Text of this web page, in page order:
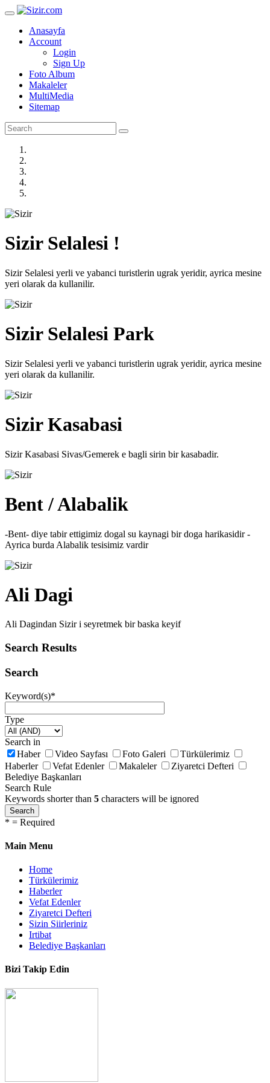
Anasayfa
Account
Login
Sign Up
Foto Album
Makaleler
MultiMedia
Sitemap
Sizir Selalesi !
Sizir Selalesi yerli ve yabanci turistlerin ugrak yeridir, ayrica mesine
yeri olarak da kullanilir.
Sizir Selalesi Park
Sizir Selalesi yerli ve yabanci turistlerin ugrak yeridir, ayrica mesine
yeri olarak da kullanilir.
Sizir Kasabasi
Sizir Kasabasi Sivas/Gemerek e bagli sirin bir kasabadir.
Bent / Alabalik
-Bent- diye tabir ettigimiz dogal su kaynagi bir doga harikasidir -
Ayrica burda Alabalik tesisimiz vardir
Ali Dagi
Ali Dagindan Sizir i seyretmek bir baska keyif
Search Results
Search
Keyword(s)*
Type
Search in
Haber
Video Sayfası Foto Galeri
Türkülerimiz
Haberler
Vefat Edenler Makaleler
Ziyaretci Defteri
Belediye Başkanları
Search Rule
Keywords shorter than 5 characters will be ignored
* = Required
Main Menu
Home
Türkülerimiz
Haberler
Vefat Edenler
Ziyaretci Defteri
Sizin Siirleriniz
Irtibat
Belediye Başkanları
Bizi Takip Edin